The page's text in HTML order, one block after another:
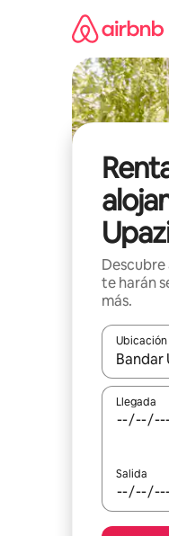
te harán
más.
Ubicación
Cuando
Llegada
Salida